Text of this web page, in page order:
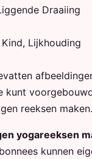
Draaiing
Kind, Lijkhouding
kunt
reeksen maken.
yogareeksen
kunnen